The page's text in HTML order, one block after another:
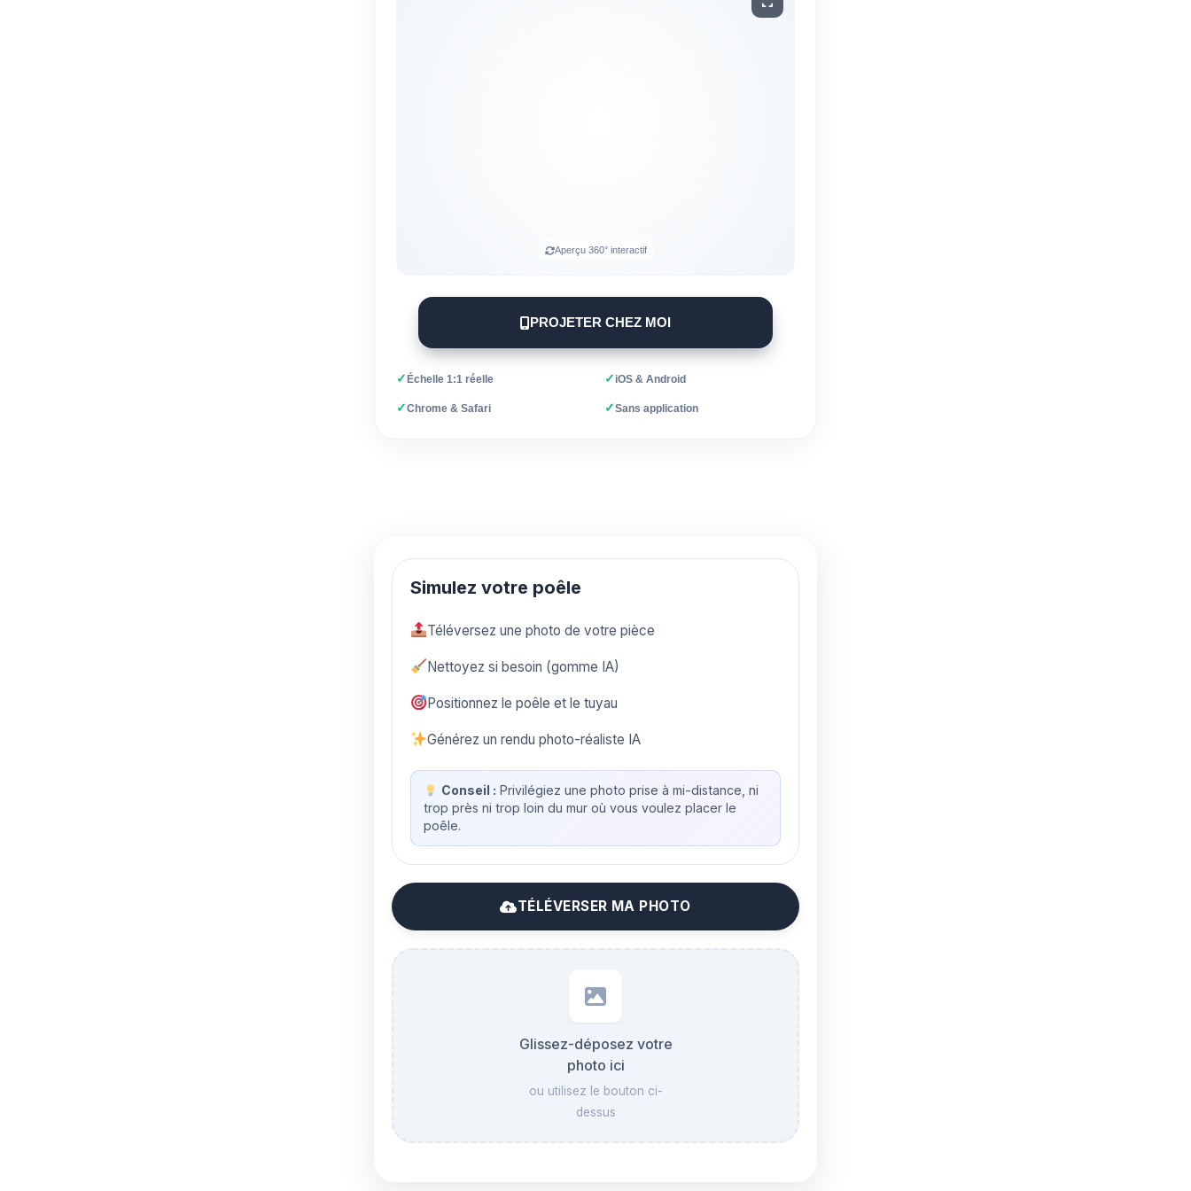
Aperçu 360° interactif
PROJETER CHEZ MOI
✓Échelle 1:1 réelle ✓iOS & Android
✓Chrome & Safari ✓Sans application
Simulez votre poêle
Téléversez une photo de votre pièce
Nettoyez si besoin (gomme IA)
Positionnez le poêle et le tuyau
Générez un rendu photo-réaliste IA
Conseil : Privilégiez une photo prise à mi-distance, ni
trop près ni trop loin du mur où vous voulez placer le
poêle.
TÉLÉVERSER MA PHOTO
Glissez-déposez votre
photo ici
ou utilisez le bouton ci-
dessus